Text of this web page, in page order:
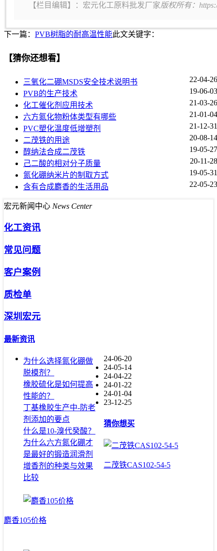
【栏目编辑】： 宏元化工原料批发厂家版权所有：
下一篇： PVB树脂的耐高温性能此文关键字：
【猜你还想看】
三氧化二硼MSDS安全技术说明书
22-04-26
PVB的生产技术
19-06-03
化工催化剂应用技术
21-03-26
六方氮化物粉体类型有哪些
21-01-04
PVC塑化温度低增塑剂
21-12-31
二茂铁的用途
20-08-14
醇纳法合成二茂铁
19-05-27
己二酸的相对分子质量
20-11-28
氮化硼纳米片的制取方式
19-05-31
含有合成麝香的生活用品
22-05-23
宏元新闻中心 News Center
化工资讯
常见问题
客户案例
质检单
深圳宏元
最新资讯
为什么选择氮化硼做
脱模剂？
24-06-20
橡胶硫化是如何提高
性能的？
24-05-14
丁基橡胶生产中-防老
剂添加的要点
24-04-22
什么是10-溴代癸酸？
24-01-22
为什么六方氮化硼才
是最好的锻造润滑剂
24-01-04
增香剂的种类与效果
比较
23-12-25
猜你想买
二茂铁CAS102-54-5
麝香105价格